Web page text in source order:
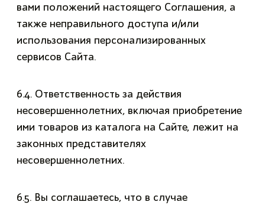
вами положений настоящего Соглашения, а
также неправильного доступа и/или
использования персонализированных
сервисов Сайта.
6.4. Ответственность за действия
несовершеннолетних, включая приобретение
ими товаров из каталога на Сайте, лежит на
законных представителях
несовершеннолетних.
6.5. Вы соглашаетесь, что в случае